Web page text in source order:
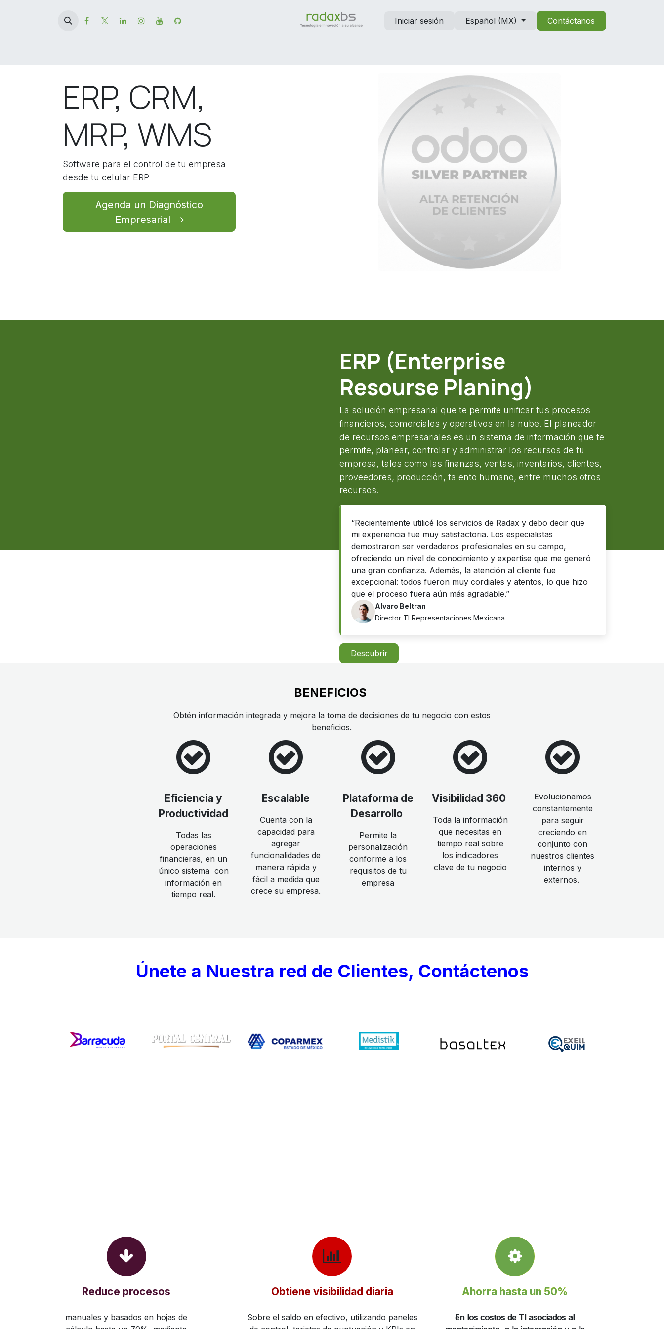
Iniciar sesión
Español (MX) Contáctanos
ERP, CRM,
MRP, WMS
Software para el control de tu empresa
desde tu celular ERP
Agenda un Diagnóstico
Empresarial
ERP (Enterprise
Resourse Planing)
La solución empresarial que te permite unificar tus procesos
financieros, comerciales y operativos en la nube. El planeador
de recursos empresariales es un sistema de información que te
permite, planear, controlar y administrar los recursos de tu
empresa, tales como las finanzas, ventas, inventarios, clientes,
proveedores, producción, talento humano, entre muchos otros
recursos.
“Recientemente utilicé los servicios de Radax y debo decir que
mi experiencia fue muy satisfactoria. Los especialistas
demostraron ser verdaderos profesionales en su campo,
ofreciendo un nivel de conocimiento y expertise que me generó
una gran confianza. Además, la atención al cliente fue
excepcional: todos fueron muy cordiales y atentos, lo que hizo
que el proceso fuera aún más agradable.”
Alvaro Beltran
Director TI Representaciones Mexicana
Descubrir
Evolucionamos
constantemente
para seguir
creciendo en
conjunto con
nuestros clientes
internos y
externos.
Visibilidad 360
Toda la información
que necesitas en
tiempo real sobre
los indicadores
clave de tu negocio
Plataforma de
Desarrollo
Permite la
personalización
conforme a los
requisitos de tu
empresa
Escalable
Cuenta con la
capacidad para
agregar
funcionalidades de
manera rápida y
fácil a medida que
crece su empresa.
BENEFICIOS
Obtén información integrada y mejora la toma de decisiones de tu negocio con estos
beneficios.
Eficiencia y
Productividad
Todas las
operaciones
financieras, en un
único sistema con
información en
tiempo real.
Únete a Nuestra red de Clientes, Contáctenos
Reduce procesos
manuales y basados en hojas de
Obtiene visibilidad diaria
Sobre el saldo en efectivo, utilizando paneles
Ahorra hasta un 50%
en los costos de Tl asociados al
Ahorra hasta un 50%
En los costos de Tl asociados al